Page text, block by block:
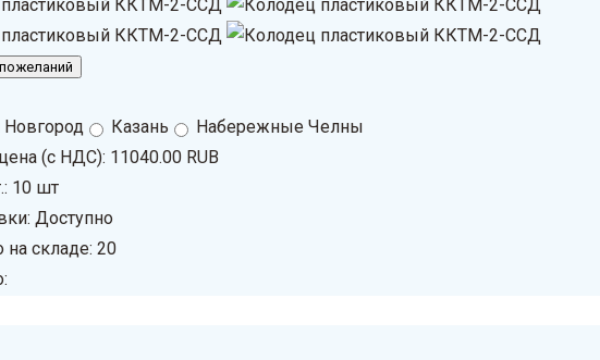
Казань
Набережные Челны
(с НДС): 11040.00 RUB
10 шт
Доступно
на складе: 20